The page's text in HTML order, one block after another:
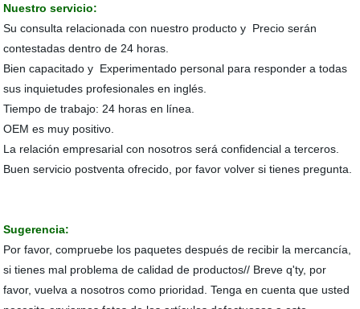
Nuestro servicio:
Su consulta relacionada con nuestro producto y Precio serán
contestadas dentro de 24 horas.
Bien capacitado y Experimentado personal para responder a todas
sus inquietudes profesionales en inglés.
Tiempo de trabajo: 24 horas en línea.
OEM es muy positivo.
La relación empresarial con nosotros será confidencial a terceros.
Buen servicio postventa ofrecido, por favor volver si tienes pregunta.
Sugerencia:
Por favor, compruebe los paquetes después de recibir la mercancía,
si tienes mal problema de calidad de productos// Breve q'ty, por
favor, vuelva a nosotros como prioridad. Tenga en cuenta que usted